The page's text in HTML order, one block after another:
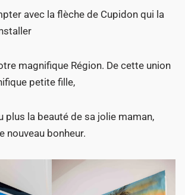
avec la flèche de Cupidon qui la
magnifique Région. De cette union
petite fille,
plus la beauté de sa jolie maman,
nouveau bonheur.